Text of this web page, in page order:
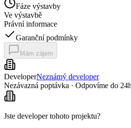
Fáze výstavby
Ve výstavbě
Právní informace
Garanční podmínky
Mám zájem
DeveloperNeznámý developer
Nezávazná poptávka · Odpovíme do 24h
Jste developer tohoto projektu?